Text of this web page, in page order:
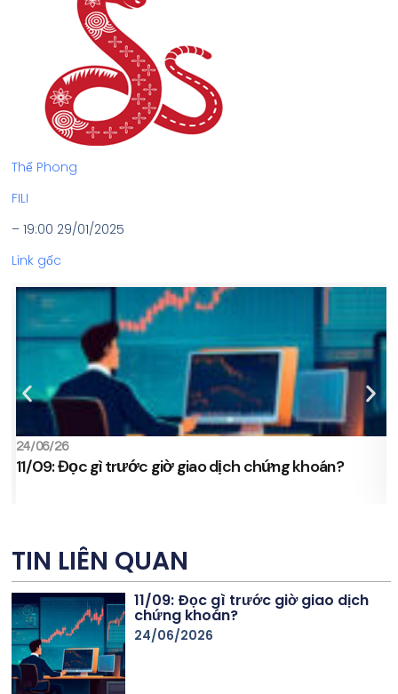
Thế Phong
FILI
– 19:00 29/01/2025
Link gốc
24/06/26
11/09: Đọc gì trước giờ giao dịch chứng khoán?
TIN LIÊN QUAN
11/09: Đọc gì trước giờ giao dịch
chứng khoán?
24/06/2026